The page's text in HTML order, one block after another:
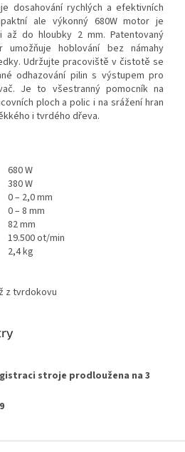
dosahování rychlých a efektivních
ale výkonný 680W motor je
až do hloubky 2 mm. Patentovaný
umožňuje hoblování bez námahy
Udržujte pracoviště v čistotě se
odhazování pilin s výstupem pro
Je to všestranný pomocník na
ploch a polic i na srážení hran
i tvrdého dřeva.
680 W
380 W
0 – 2,0 mm
0 – 8 mm
82 mm
19.500 ot/min
2,4 kg
z tvrdokovu
stroje prodloužena na 3